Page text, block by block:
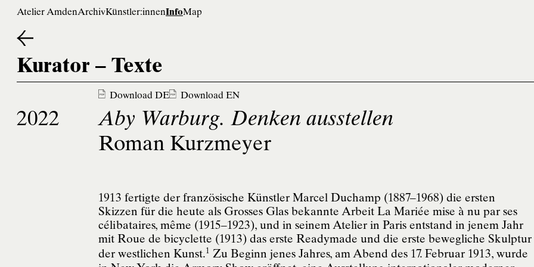
Atelier AmdenArchivKünstler:innenInfoMap
Kurator – Texte
Download DE Download EN
2022
Aby Warburg. Denken ausstellen
Roman Kurzmeyer
1913 fertigte der französische Künstler Marcel Duchamp (1887–1968) die ersten
Skizzen für die heute als Grosses Glas bekannte Arbeit La Mariée mise à nu par ses
célibataires, même (1915–1923), und in seinem Atelier in Paris entstand in jenem Jahr
mit Roue de bicyclette (1913) das erste Readymade und die erste bewegliche Skulptur
der westlichen Kunst.1 Zu Beginn jenes Jahres, am Abend des 17. Februar 1913, wurde